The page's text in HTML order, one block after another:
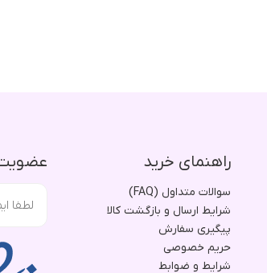
راهنمای خرید
سوالات متداول (FAQ)
شرایط ارسال و بازگشت کالا
پیگیری سفارش
حریم خصوصی
شرایط و ضوابط
عضویت